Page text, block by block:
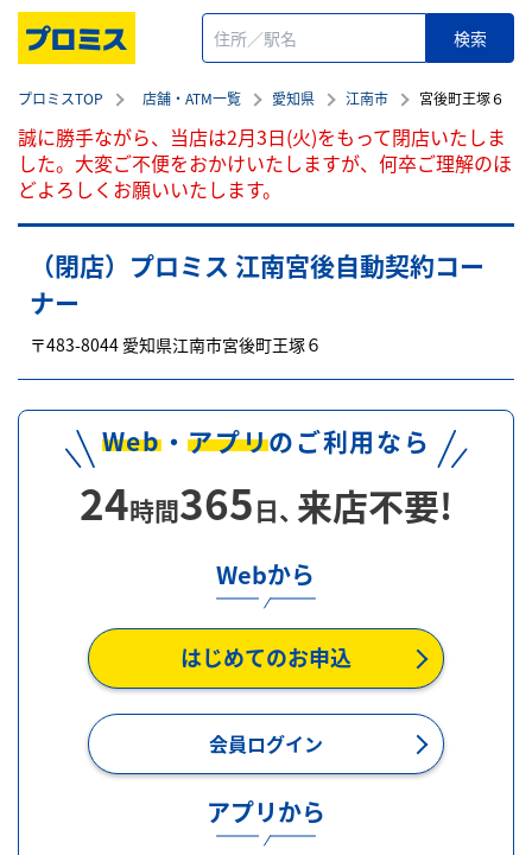
プロミスTOP 店舗・ATM一覧 愛知県 江南市 宮後町王塚６
誠に勝手ながら、当店は2月3日(火)をもって閉店いたしま
した。大変ご不便をおかけいたしますが、何卒ご理解のほ
どよろしくお願いいたします。
（閉店）プロミス 江南宮後自動契約コー
ナー
〒483-8044 愛知県江南市宮後町王塚６
Web・アプリのご利用なら
24時間365日、来店不要!
Webから
はじめてのお申込
会員ログイン
アプリから